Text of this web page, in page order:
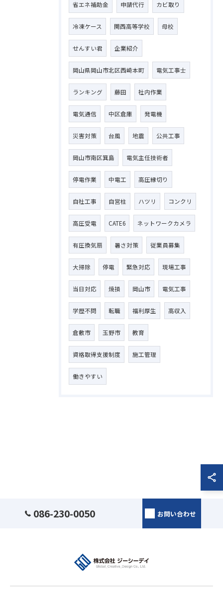
省エネ補助金 申請代行 カビ取り
冷凍ケース 関西高等学校 母校
せんすい君 企業紹介
岡山県岡山市北区西崎本町 電気工事士
ランキング 藤田 社内作業
電気通信 中区倉庫 発電機
災害対策 台風 地震 公共工事
岡山市南区箕島 電気主任技術者
停電作業 中電工 高圧縁切り
自社工事 自営柱 ハツリ コンクリ
高圧受電 CATE6 ネットワークカメラ
有圧換気扇 暑さ対策 従業員募集
大掃除 停電 緊急対応 現場工事
当日対応 焼損 岡山市 電気工事
学歴不問 転職 福利厚生 高収入
倉敷市 玉野市 教育
資格取得支援制度 施工管理
働きやすい
086-230-0050 お問い合わせ